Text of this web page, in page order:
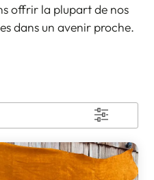
offrir la plupart de nos
dans un avenir proche.